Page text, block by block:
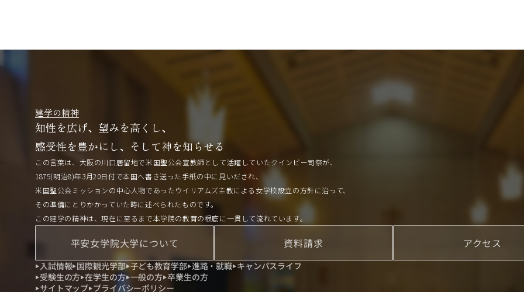
建学の精神
知性を広げ、望みを高くし、
感受性を豊かにし、そして神を知らせる
この言葉は、大阪の川口居留地で米国聖公会宣教師として活躍していたクインビー司祭が、
1875(明治8)年3月20日付で本国へ書き送った手紙の中に見いだされ、
米国聖公会ミッションの中心人物であったウイリアムズ主教による女学校設立の方針に沿って、
その準備にとりかかっていた時に述べられたものです。
この建学の精神は、現在に至るまで本学院の教育の根底に一貫して流れています。
平安女学院大学について 資料請求 アクセス
入試情報 国際観光学部 子ども教育学部 進路・就職 キャンパスライフ
受験生の方 在学生の方 一般の方 卒業生の方
サイトマップ プライバシーポリシー